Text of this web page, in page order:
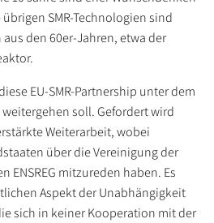
SMR-Technologien sind
den 60er-Jahren, etwa der
EU-SMR-Partnership unter dem
weitergehen soll. Gefordert wird
Weiterarbeit, wobei
über die Vereinigung der
ENSREG mitzureden haben. Es
Aspekt der Unabhängigkeit
sich in keiner Kooperation mit der